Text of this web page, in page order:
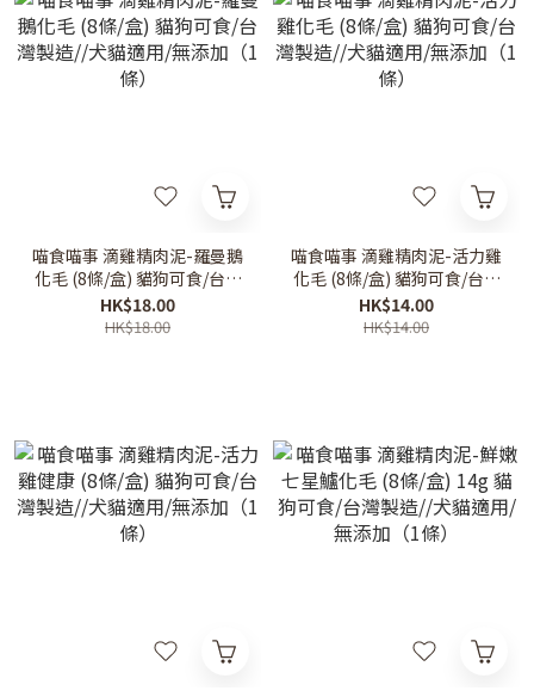
喵食喵事 滴雞精肉泥-羅曼鵝
化毛 (8條/盒) 貓狗可食/台灣
製造//犬貓適用/無添加（1
條）
HK$18.00
HK$18.00
喵食喵事 滴雞精肉泥-活力雞
化毛 (8條/盒) 貓狗可食/台灣
製造//犬貓適用/無添加（1
條）
HK$14.00
HK$14.00